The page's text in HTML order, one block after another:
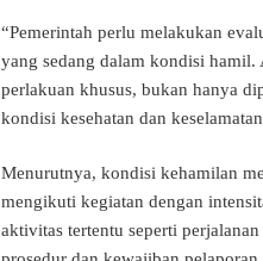
“Pemerintah perlu melakukan
yang sedang dalam kondisi hamil.
perlakuan khusus, bukan hanya
kondisi kesehatan dan
Menurutnya, kondisi kehamilan
mengikuti kegiatan dengan
aktivitas tertentu seperti